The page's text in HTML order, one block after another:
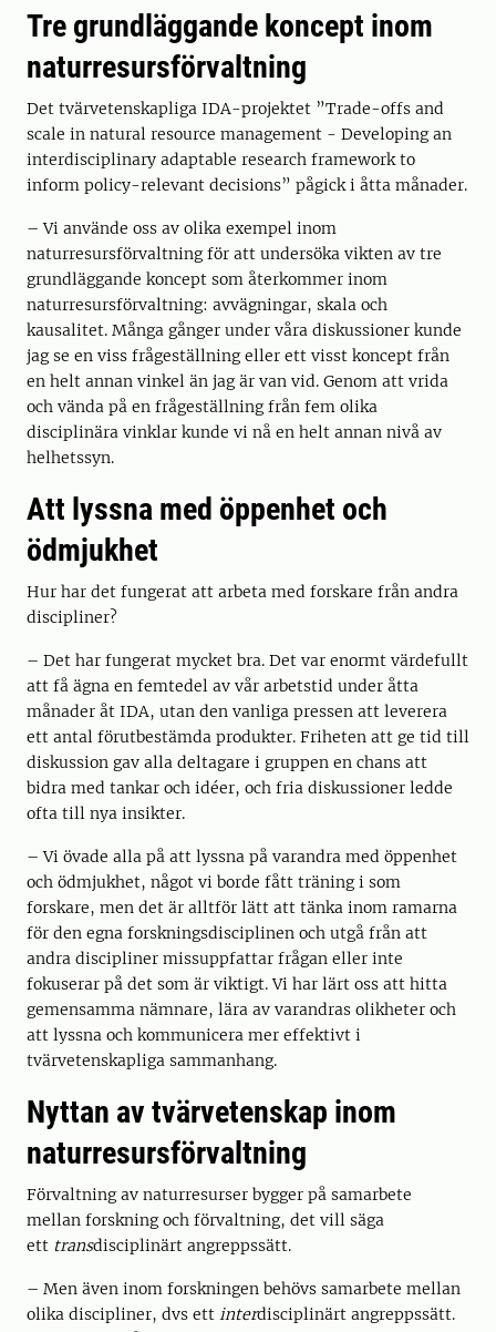
Tre grundläggande koncept inom
naturresursförvaltning
Det tvärvetenskapliga IDA-projektet ”Trade-offs and
scale in natural resource management - Developing an
interdisciplinary adaptable research framework to
inform policy-relevant decisions” pågick i åtta månader.
– Vi använde oss av olika exempel inom
naturresursförvaltning för att undersöka vikten av tre
grundläggande koncept som återkommer inom
naturresursförvaltning: avvägningar, skala och
kausalitet. Många gånger under våra diskussioner kunde
jag se en viss frågeställning eller ett visst koncept från
en helt annan vinkel än jag är van vid. Genom att vrida
och vända på en frågeställning från fem olika
disciplinära vinklar kunde vi nå en helt annan nivå av
helhetssyn.
Att lyssna med öppenhet och
ödmjukhet
Hur har det fungerat att arbeta med forskare från andra
discipliner?
– Det har fungerat mycket bra. Det var enormt värdefullt
att få ägna en femtedel av vår arbetstid under åtta
månader åt IDA, utan den vanliga pressen att leverera
ett antal förutbestämda produkter. Friheten att ge tid till
diskussion gav alla deltagare i gruppen en chans att
bidra med tankar och idéer, och fria diskussioner ledde
ofta till nya insikter.
– Vi övade alla på att lyssna på varandra med öppenhet
och ödmjukhet, något vi borde fått träning i som
forskare, men det är alltför lätt att tänka inom ramarna
för den egna forskningsdisciplinen och utgå från att
andra discipliner missuppfattar frågan eller inte
fokuserar på det som är viktigt. Vi har lärt oss att hitta
gemensamma nämnare, lära av varandras olikheter och
att lyssna och kommunicera mer effektivt i
tvärvetenskapliga sammanhang.
Nyttan av tvärvetenskap inom
naturresursförvaltning
Förvaltning av naturresurser bygger på samarbete
mellan forskning och förvaltning, det vill säga
ett transdisciplinärt angreppssätt.
– Men även inom forskningen behövs samarbete mellan
olika discipliner, dvs ett interdisciplinärt angreppssätt.